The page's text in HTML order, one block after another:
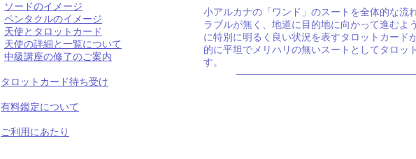
ソードのイメージ
ペンタクルのイメージ
天使とタロットカード
天使の詳細と一覧について
中級講座の修了のご案内
タロットカード待ち受け
有料鑑定について
ご利用にあたり
小アルカナの「ワンド」のスートを全体的な流
ラブルが無く、地道に目的地に向かって進むよ
に特別に明るく良い状況を表すタロットカード
的に平坦でメリハリの無いスートとしてタロッ
す。